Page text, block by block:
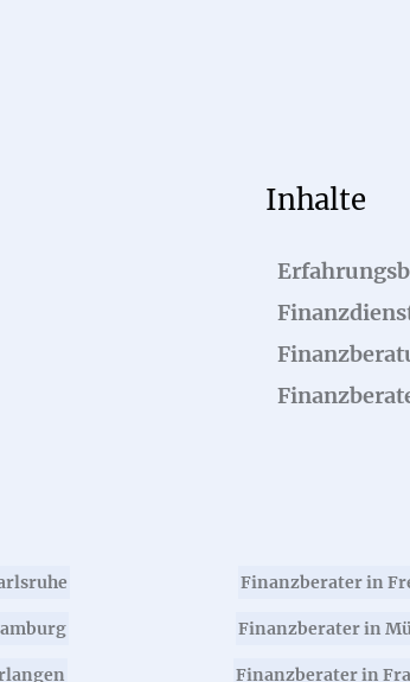
Inhalte
Finanzberater in
Finanzberater in
Finanzberater in